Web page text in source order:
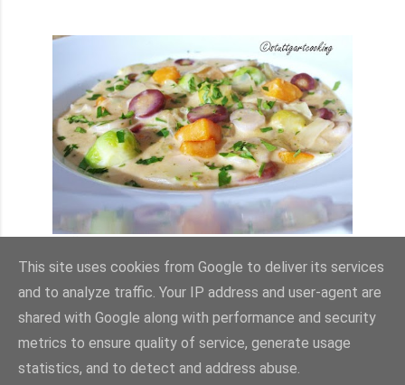
DER REGION
Teilen 3 Kommentare
ÄLTERE POSTS
This site uses cookies from Google to deliver its services
and to analyze traffic. Your IP address and user-agent are
shared with Google along with performance and security
metrics to ensure quality of service, generate usage
statistics, and to detect and address abuse.